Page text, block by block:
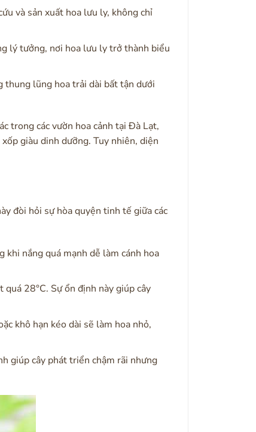
và sản xuất hoa lưu ly, không chỉ
lý tưởng, nơi hoa lưu ly trở thành biểu
thung lũng hoa trải dài bất tận dưới
trong các vườn hoa cảnh tại Đà Lạt,
giàu dinh dưỡng. Tuy nhiên, diện
đòi hỏi sự hòa quyện tinh tế giữa các
nắng quá mạnh dễ làm cánh hoa
28°C. Sự ổn định này giúp cây
khô hạn kéo dài sẽ làm hoa nhỏ,
giúp cây phát triển chậm rãi nhưng